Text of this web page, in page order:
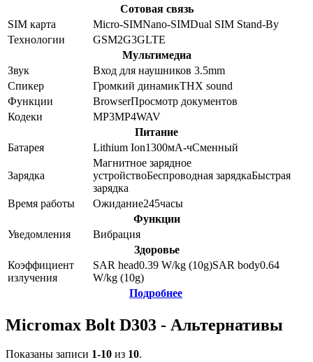
Сотовая связь
SIM карта
Micro-SIMNano-SIMDual SIM Stand-By
Технологии
GSM2G3GLTE
Мультимедиа
Звук
Вход для наушников 3.5mm
Спикер
Громкий динамикTHX sound
Функции
BrowserПросмотр документов
Кодеки
MP3MP4WAV
Питание
Батарея
Lithium Ion1300мА-чСменный
Зарядка
Магнитное зарядное
устройствоБеспроводная зарядкаБыстрая
зарядка
Время работы
Ожидание245часы
Функции
Уведомления
Вибрация
Здоровье
Коэффициент
излучения
SAR head0.39 W/kg (10g)SAR body0.64
W/kg (10g)
Подробнее
Micromax Bolt D303 - Альтернативы
Показаны записи 1-10 из 10.